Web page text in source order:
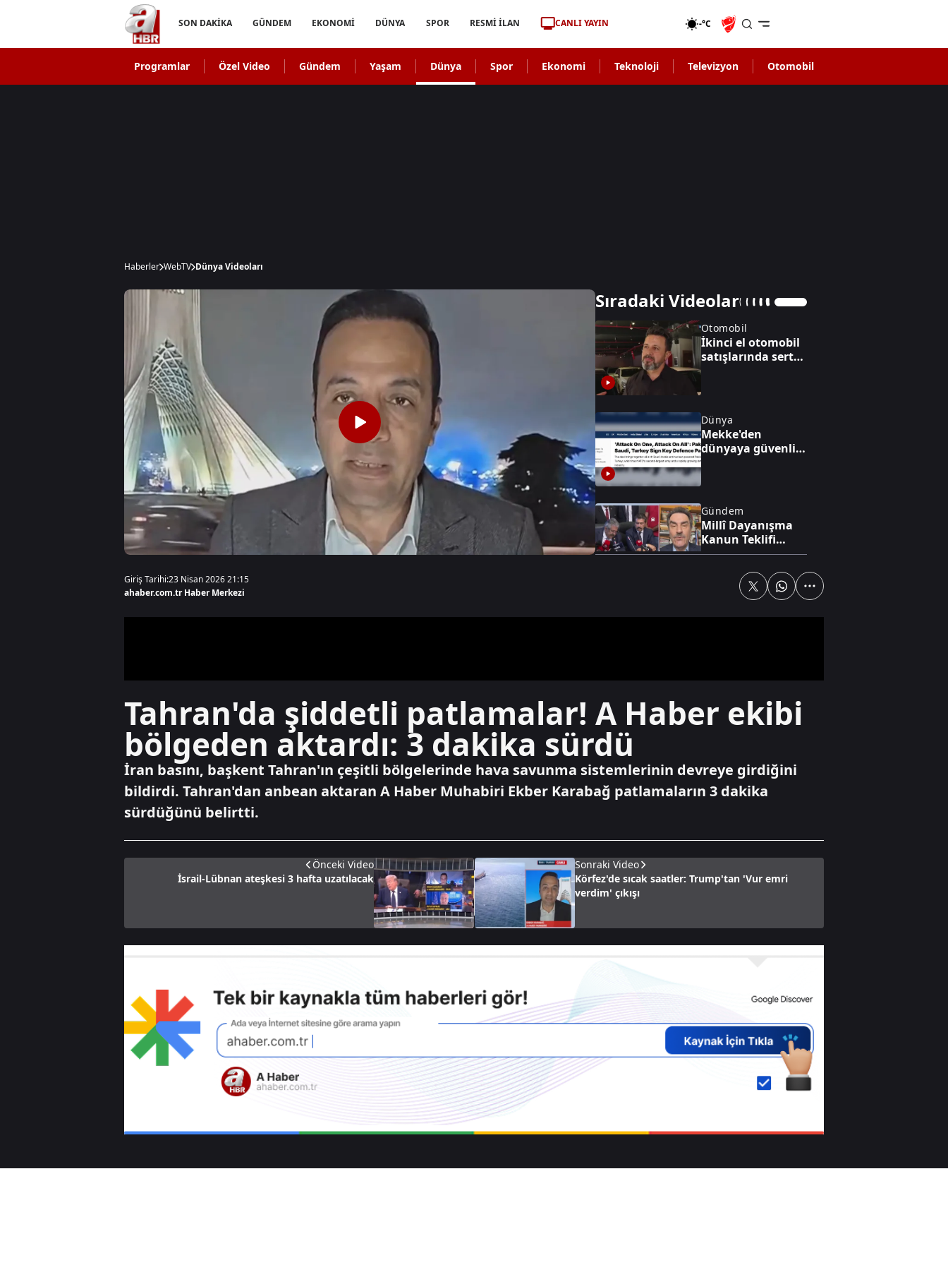
SON DAKİKA GÜNDEM EKONOMİ DÜNYA SPOR RESMİ İLAN CANLI YAYIN -°C
Programlar Özel Video Gündem Yaşam Dünya Spor Ekonomi Teknoloji Televizyon Otomobil
Haberler WebTV Dünya Videoları
Sıradaki Videolar
Otomobil
İkinci el otomobil
satışlarında sert
Dünya
Mekke'den
dünyaya güvenlik
Gündem
Millî Dayanışma
Kanun Teklifi
komisyondan
Ferdi Tayfur'un
Altın fiyatları
neden yükseliyor?
Yaşam
Arslantepe
ziyaretçiye açıldı
Giriş Tarihi:23 Nisan 2026 21:15
ahaber.com.tr Haber Merkezi
Tahran'da şiddetli patlamalar! A Haber ekibi
bölgeden aktardı: 3 dakika sürdü
İran basını, başkent Tahran'ın çeşitli bölgelerinde hava savunma sistemlerinin devreye girdiğini
bildirdi. Tahran'dan anbean aktaran A Haber Muhabiri Ekber Karabağ patlamaların 3 dakika
sürdüğünü belirtti.
Önceki Video
İsrail-Lübnan ateşkesi 3 hafta uzatılacak
Sonraki Video
Körfez'de sıcak saatler: Trump'tan 'Vur emri
verdim' çıkışı